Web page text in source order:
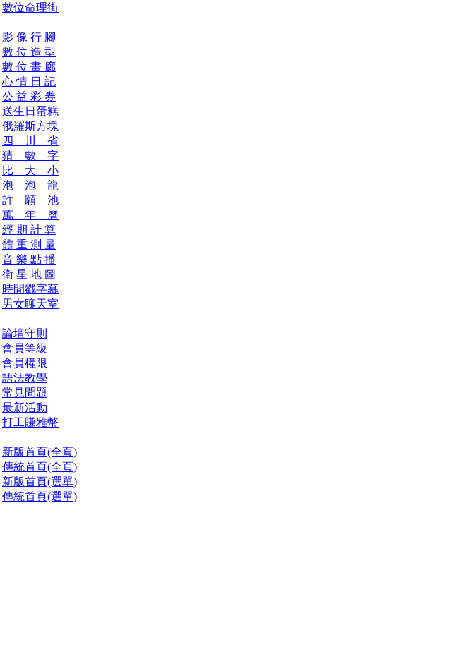
數位命理街
影 像 行 腳
數 位 造 型
數 位 畫 廊
心 情 日 記
公 益 彩 券
送生日蛋糕
俄羅斯方塊
四 川 省
猜 數 字
比 大 小
泡 泡 龍
許 願 池
萬 年 曆
經 期 計 算
體 重 測 量
音 樂 點 播
衛 星 地 圖
時間戳字幕
男女聊天室
論壇守則
會員等級
會員權限
語法教學
常見問題
最新活動
打工賺雅幣
新版首頁(全頁)
傳統首頁(全頁)
新版首頁(選單)
傳統首頁(選單)